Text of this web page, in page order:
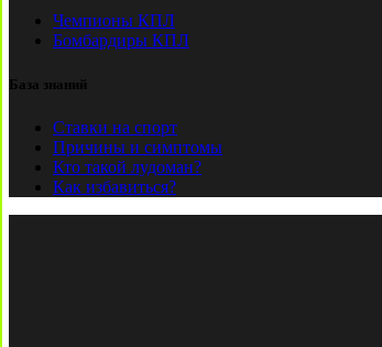
Чемпионы КПЛ
Бомбардиры КПЛ
База знаний
Ставки на спорт
Причины и симптомы
Кто такой лудоман?
Как избавиться?